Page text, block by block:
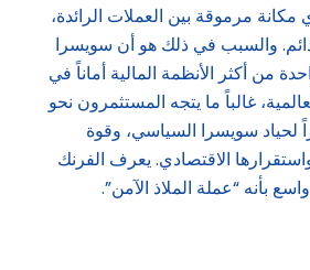
مرموقة بين العملات الرائدة،
والسبب في ذلك هو أن سويسرا
من أكثر الأنظمة المالية أماناً في
غالباً ما يتجه المستثمرون نحو
لحياد سويسرا السياسي، وقوة
الاقتصادي. يعرف الفرنك
بأنه “عملة الملاذ الآمن”.